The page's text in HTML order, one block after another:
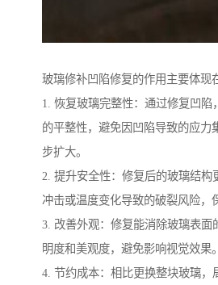
玻璃修补凹陷修复的作用主要体现
1. 恢复玻璃完整性：通过修复凹陷
的平整性，避免因凹陷导致的应力
步扩大。
2. 提升安全性：修复后的玻璃结构
冲击或温度变化导致的破裂风险，
3. 改善外观：修复能消除玻璃表面
明度和美观度，避免影响视觉效果。
4. 节约成本：相比更换整块玻璃，